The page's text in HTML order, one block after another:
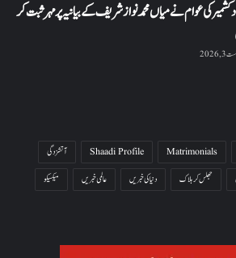
کشمیر کی عوام نے میاں محمد نواز شریف کے بیانیہ پر مہر ثبت کر
3, 2026
Matrimonials
Shaadi Profile
آتشزدگی
جھلس کر ہلاک دنیا کی خبریں عالمی خبریں
میکسیکو